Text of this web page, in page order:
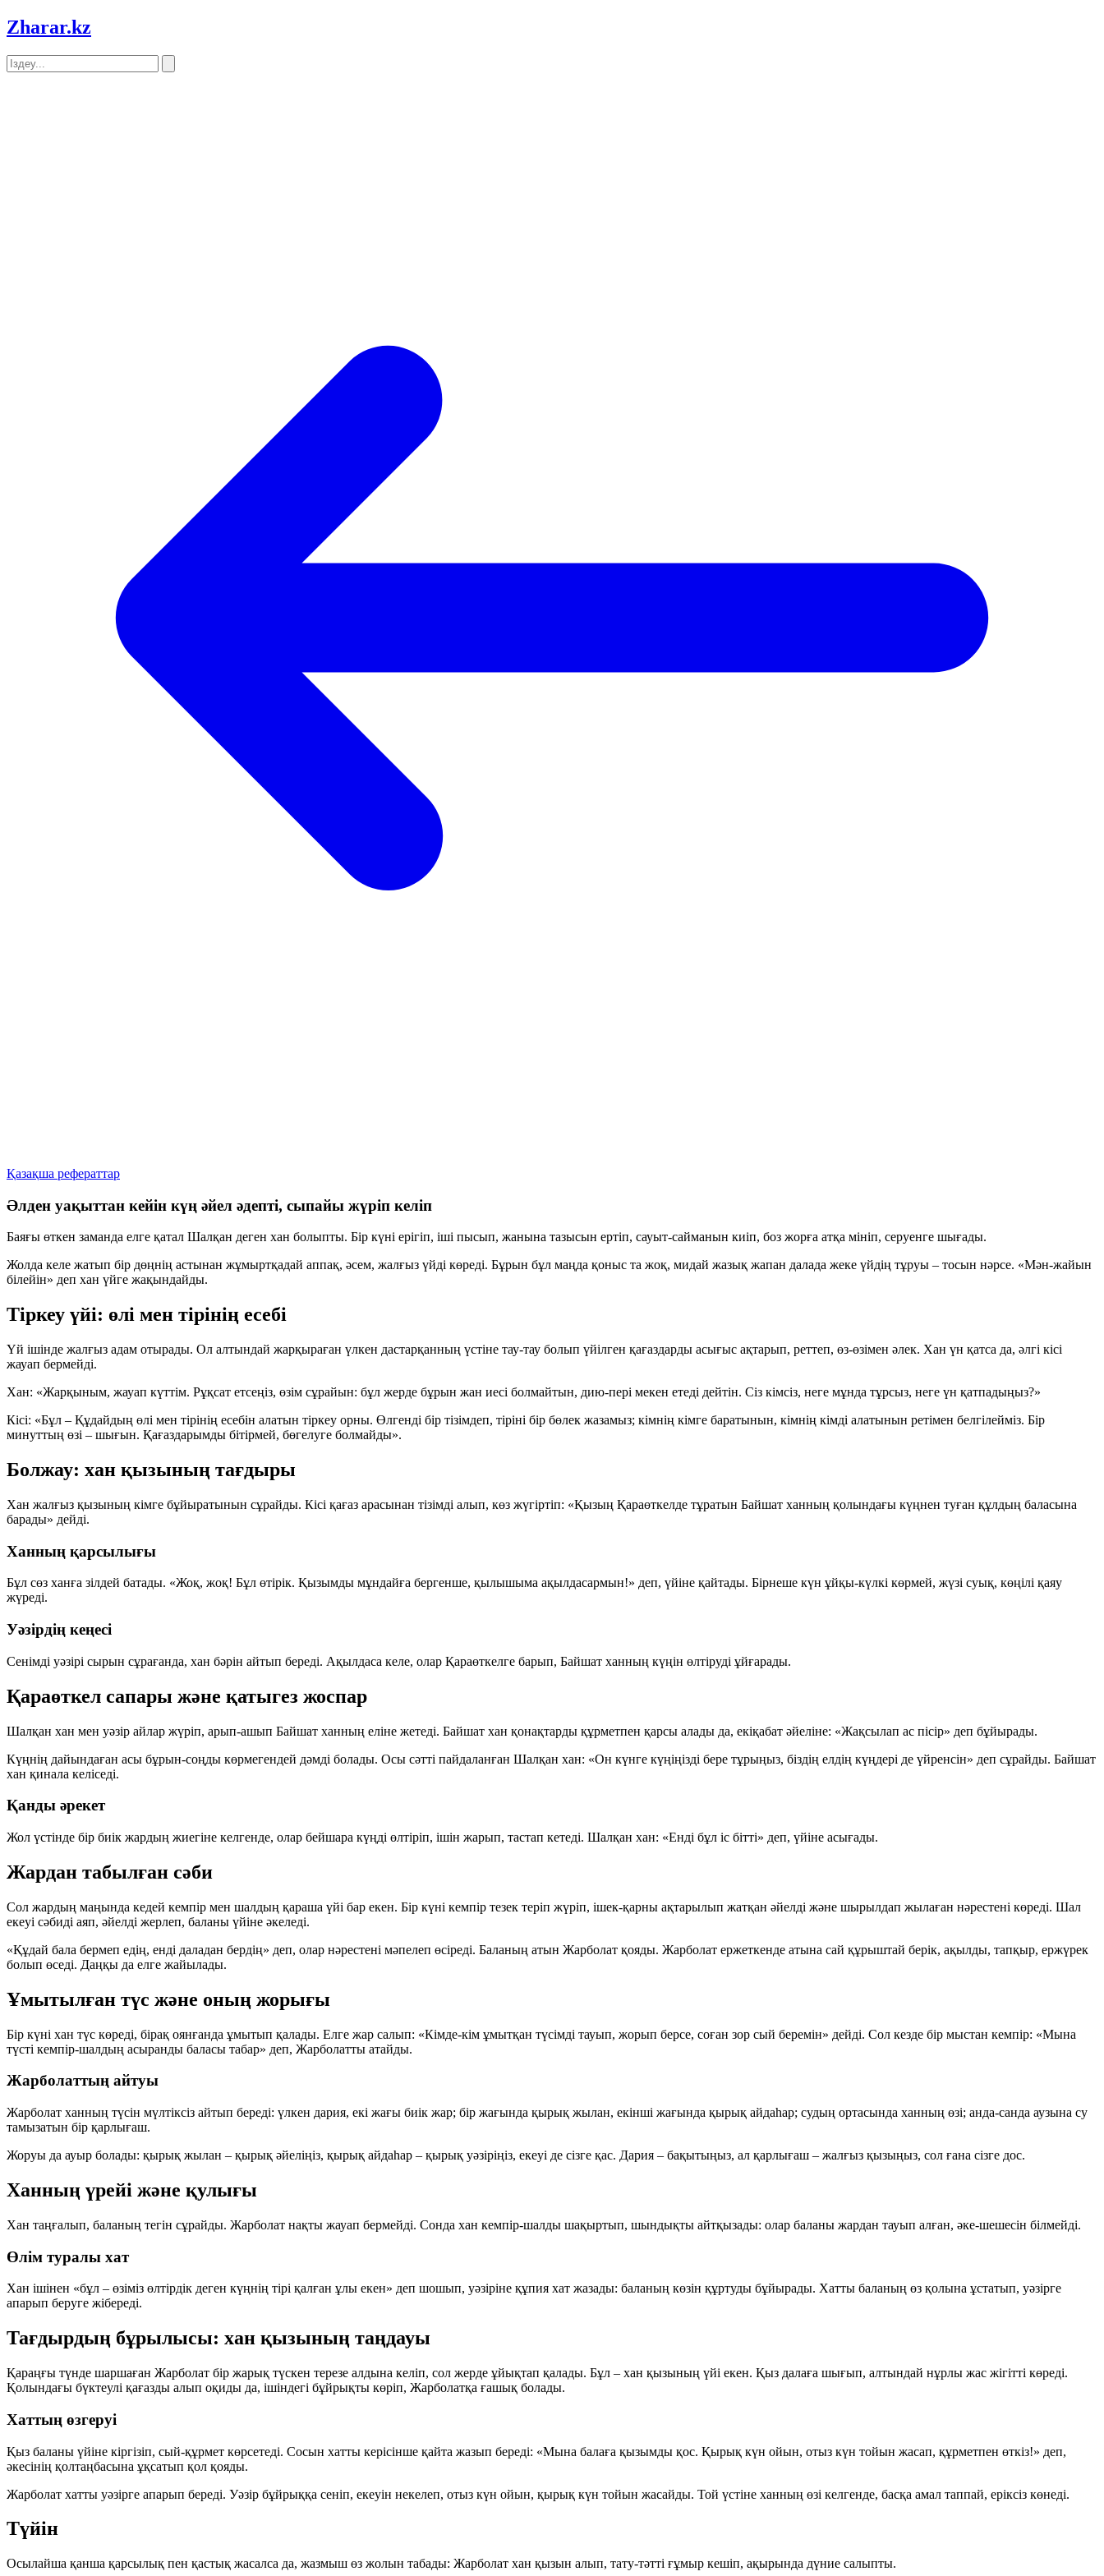
Zharar.kz
Қазақша рефераттар
Әлден уақыттан кейін күң әйел әдепті, сыпайы жүріп келіп
Баяғы өткен заманда елге қатал Шалқан деген хан болыпты. Бір күні ерігіп, іші пысып, жанына тазысын ертіп, сауыт-сайманын киіп, боз жорға атқа мініп, серуенге шығады.
Жолда келе жатып бір дөңнің астынан жұмыртқадай аппақ, әсем, жалғыз үйді көреді. Бұрын бұл маңда қоныс та жоқ, мидай жазық жапан далада жеке үйдің тұруы – тосын нәрсе. «Мән-жайын
білейін» деп хан үйге жақындайды.
Тіркеу үйі: өлі мен тірінің есебі
Үй ішінде жалғыз адам отырады. Ол алтындай жарқыраған үлкен дастарқанның үстіне тау-тау болып үйілген қағаздарды асығыс ақтарып, реттеп, өз-өзімен әлек. Хан үн қатса да, әлгі кісі
жауап бермейді.
Хан: «Жарқыным, жауап күттім. Рұқсат етсеңіз, өзім сұрайын: бұл жерде бұрын жан иесі болмайтын, дию-пері мекен етеді дейтін. Сіз кімсіз, неге мұнда тұрсыз, неге үн қатпадыңыз?»
Кісі: «Бұл – Құдайдың өлі мен тірінің есебін алатын тіркеу орны. Өлгенді бір тізімдеп, тіріні бір бөлек жазамыз; кімнің кімге баратынын, кімнің кімді алатынын ретімен белгілейміз. Бір
минуттың өзі – шығын. Қағаздарымды бітірмей, бөгелуге болмайды».
Болжау: хан қызының тағдыры
Хан жалғыз қызының кімге бұйыратынын сұрайды. Кісі қағаз арасынан тізімді алып, көз жүгіртіп: «Қызың Қараөткелде тұратын Байшат ханның қолындағы күңнен туған құлдың баласына
барады» дейді.
Ханның қарсылығы
Бұл сөз ханға зілдей батады. «Жоқ, жоқ! Бұл өтірік. Қызымды мұндайға бергенше, қылышыма ақылдасармын!» деп, үйіне қайтады. Бірнеше күн ұйқы-күлкі көрмей, жүзі суық, көңілі қаяу
жүреді.
Уәзірдің кеңесі
Сенімді уәзірі сырын сұрағанда, хан бәрін айтып береді. Ақылдаса келе, олар Қараөткелге барып, Байшат ханның күңін өлтіруді ұйғарады.
Қараөткел сапары және қатыгез жоспар
Шалқан хан мен уәзір айлар жүріп, арып-ашып Байшат ханның еліне жетеді. Байшат хан қонақтарды құрметпен қарсы алады да, екіқабат әйеліне: «Жақсылап ас пісір» деп бұйырады.
Күңнің дайындаған асы бұрын-соңды көрмегендей дәмді болады. Осы сәтті пайдаланған Шалқан хан: «Он күнге күңіңізді бере тұрыңыз, біздің елдің күңдері де үйренсін» деп сұрайды. Байшат
хан қинала келіседі.
Қанды әрекет
Жол үстінде бір биік жардың жиегіне келгенде, олар бейшара күңді өлтіріп, ішін жарып, тастап кетеді. Шалқан хан: «Енді бұл іс бітті» деп, үйіне асығады.
Жардан табылған сәби
Сол жардың маңында кедей кемпір мен шалдың қараша үйі бар екен. Бір күні кемпір тезек теріп жүріп, ішек-қарны ақтарылып жатқан әйелді және шырылдап жылаған нәрестені көреді. Шал
екеуі сәбиді аяп, әйелді жерлеп, баланы үйіне әкеледі.
«Құдай бала бермеп едің, енді даладан бердің» деп, олар нәрестені мәпелеп өсіреді. Баланың атын Жарболат қояды. Жарболат ержеткенде атына сай құрыштай берік, ақылды, тапқыр, ержүрек
болып өседі. Даңқы да елге жайылады.
Ұмытылған түс және оның жорығы
Бір күні хан түс көреді, бірақ оянғанда ұмытып қалады. Елге жар салып: «Кімде-кім ұмытқан түсімді тауып, жорып берсе, соған зор сый беремін» дейді. Сол кезде бір мыстан кемпір: «Мына
түсті кемпір-шалдың асыранды баласы табар» деп, Жарболатты атайды.
Жарболаттың айтуы
Жарболат ханның түсін мүлтіксіз айтып береді: үлкен дария, екі жағы биік жар; бір жағында қырық жылан, екінші жағында қырық айдаһар; судың ортасында ханның өзі; анда-санда аузына су
тамызатын бір қарлығаш.
Жоруы да ауыр болады: қырық жылан – қырық әйеліңіз, қырық айдаһар – қырық уәзіріңіз, екеуі де сізге қас. Дария – бақытыңыз, ал қарлығаш – жалғыз қызыңыз, сол ғана сізге дос.
Ханның үрейі және қулығы
Хан таңғалып, баланың тегін сұрайды. Жарболат нақты жауап бермейді. Сонда хан кемпір-шалды шақыртып, шындықты айтқызады: олар баланы жардан тауып алған, әке-шешесін білмейді.
Өлім туралы хат
Хан ішінен «бұл – өзіміз өлтірдік деген күңнің тірі қалған ұлы екен» деп шошып, уәзіріне құпия хат жазады: баланың көзін құртуды бұйырады. Хатты баланың өз қолына ұстатып, уәзірге
апарып беруге жібереді.
Тағдырдың бұрылысы: хан қызының таңдауы
Қараңғы түнде шаршаған Жарболат бір жарық түскен терезе алдына келіп, сол жерде ұйықтап қалады. Бұл – хан қызының үйі екен. Қыз далаға шығып, алтындай нұрлы жас жігітті көреді.
Қолындағы бүктеулі қағазды алып оқиды да, ішіндегі бұйрықты көріп, Жарболатқа ғашық болады.
Хаттың өзгеруі
Қыз баланы үйіне кіргізіп, сый-құрмет көрсетеді. Сосын хатты керісінше қайта жазып береді: «Мына балаға қызымды қос. Қырық күн ойын, отыз күн тойын жасап, құрметпен өткіз!» деп,
әкесінің қолтаңбасына ұқсатып қол қояды.
Жарболат хатты уәзірге апарып береді. Уәзір бұйрыққа сеніп, екеуін некелеп, отыз күн ойын, қырық күн тойын жасайды. Той үстіне ханның өзі келгенде, басқа амал таппай, еріксіз көнеді.
Түйін
Осылайша қанша қарсылық пен қастық жасалса да, жазмыш өз жолын табады: Жарболат хан қызын алып, тату-тәтті ғұмыр кешіп, ақырында дүние салыпты.